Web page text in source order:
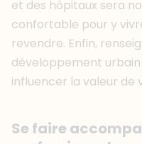
et des hôpitaux sera
confortable pour y
revendre. Enfin,
développement
influencer la valeur
Se faire